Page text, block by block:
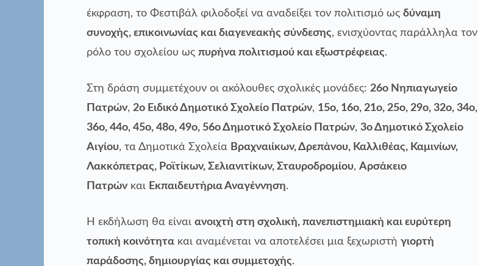
έκφραση, το Φεστιβάλ φιλοδοξεί να αναδείξει τον πολιτισμό ως δύναμη
συνοχής, επικοινωνίας και διαγενεακής σύνδεσης, ενισχύοντας παράλληλα τον
ρόλο του σχολείου ως πυρήνα πολιτισμού και εξωστρέφειας.
Στη δράση συμμετέχουν οι ακόλουθες σχολικές μονάδες: 26ο Νηπιαγωγείο
Πατρών, 2ο Ειδικό Δημοτικό Σχολείο Πατρών, 15ο, 16ο, 21ο, 25ο, 29ο, 32ο, 34ο,
36ο, 44ο, 45ο, 48ο, 49ο, 56ο Δημοτικό Σχολείο Πατρών, 3ο Δημοτικό Σχολείο
Αιγίου, τα Δημοτικά Σχολεία Βραχναιίκων, Δρεπάνου, Καλλιθέας, Καμινίων,
Λακκόπετρας, Ροϊτίκων, Σελιανιτίκων, Σταυροδρομίου, Αρσάκειο
Πατρών και Εκπαιδευτήρια Αναγέννηση.
Η εκδήλωση θα είναι ανοιχτή στη σχολική, πανεπιστημιακή και ευρύτερη
τοπική κοινότητα και αναμένεται να αποτελέσει μια ξεχωριστή γιορτή
παράδοσης, δημιουργίας και συμμετοχής.